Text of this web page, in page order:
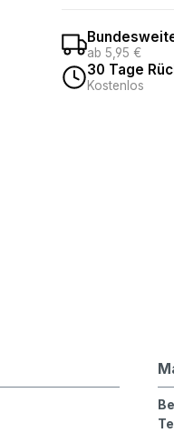
ab 5,95 €
30 Tage
Kostenlos